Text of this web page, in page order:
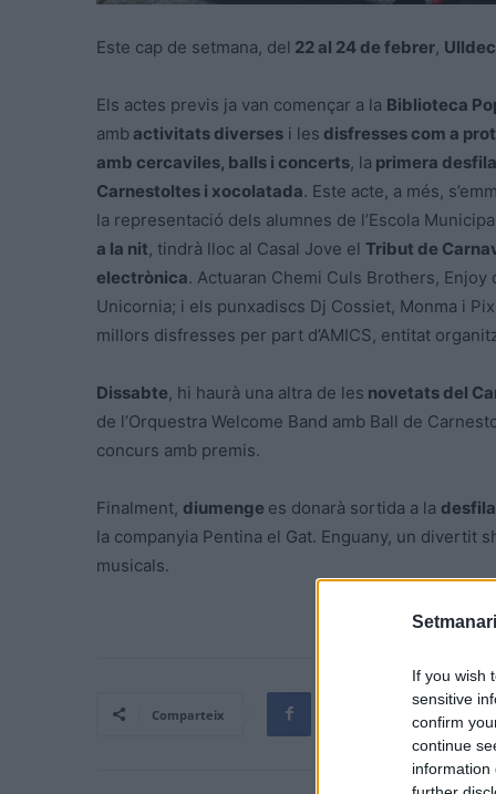
If you wish
sensitive
confirm
continue
information
Este cap de setmana, del 22 al 24 de febrer,
Els actes previs ja van començar a la Biblioteca
amb activitats diverses i les disfresses com a
amb cercaviles, balls i concerts, la primera
Carnestoltes i xocolatada. Este acte, a més,
la representació dels alumnes de l’Escola
a la nit, tindrà lloc al Casal Jove el Tribut de
electrònica. Actuaran Chemi Culs Brothers,
Unicornia; i els punxadiscs Dj Cossiet, Monma i
millors disfresses per part d’AMICS, entitat
Dissabte, hi haurà una altra de les novetats del
de l’Orquestra Welcome Band amb Ball de
concurs amb premis.
Finalment, diumenge es donarà sortida a la
la companyia Pentina el Gat. Enguany, un divertit
musicals.
Comparteix